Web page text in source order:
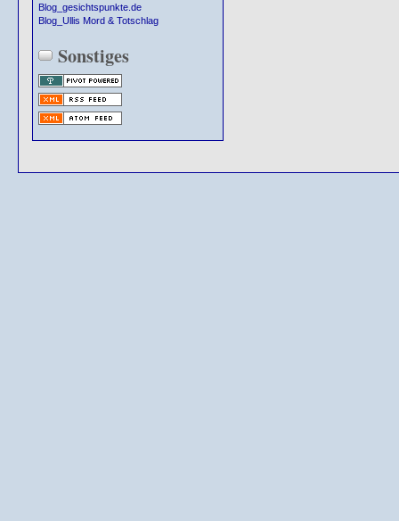
Blog_gesichtspunkte.de
Blog_Ullis Mord & Totschlag
Sonstiges